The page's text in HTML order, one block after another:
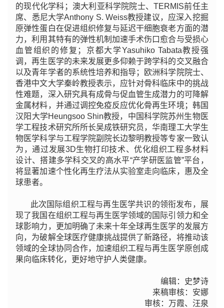
的现代化学科；澳大利亚科学院院士、TERMIS前任主
席、悉尼大学Anthony S. Weiss教授建议，应深入挖掘
原弹性蛋白在促进组织修复与延迟干细胞衰老方面的潜
力，利用其特有的弹性机制加速手术伤口愈合与受损心
血管组织的修复；京都大学Yasuhiko Tabata教授强
调，再生医学的未来发展更多仰赖于跨学科的交叉融合
以及青年学者的系统性培养和指导；欧洲科学院院士、
香港中文大学秦岭教授表示，应针对骨科临床中的挑战
性难题，深入研究具有成骨与促血管生成潜力的可降解
金属材料，并通过调控免疫反应优化骨再生环境；韩国
汉阳大学Heungsoo Shin教授，中国科学院苏州生物医
学工程技术研究所所长吴成铁研究员，华南理工大学生
物医学科学与工程学院副院长边黎明教授等专家一致认
为，通过发展3D生物打印技术、优化组织工程多材料
设计、搭建多学科交叉的高水平“产学研医监管”平台，
将显著加速个性化再生疗法从实验室走向临床，惠及全
球患者。
此次国际组织工程与再生医学共识的领衔发布，展
现了我国在组织工程与再生医学领域的国际引领力和全
球影响力，更加明确了未来十年全球再生医学的发展方
向，为破解全球医疗健康挑战提供了新路径，将推动该
领域的全球协同合作，加速组织工程与再生医学原创成
果向临床转化，更好地守护人类健康。
编辑：
史梦诗
来稿审核：安娜
审核：万霞、汪泉